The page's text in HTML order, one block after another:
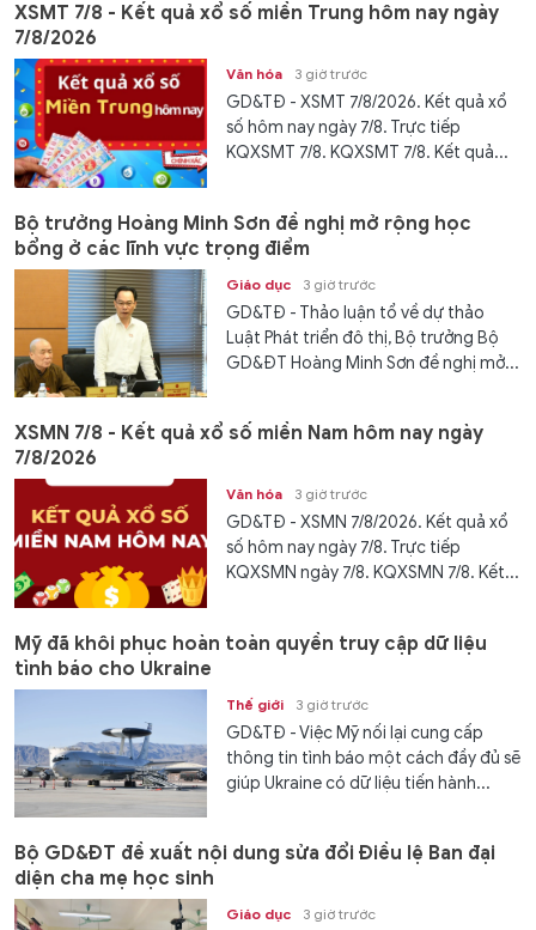
XSMT 7/8 - Kết quả xổ số miền Trung hôm nay ngày
7/8/2026
Văn hóa 3 giờ trước
GD&TĐ - XSMT 7/8/2026. Kết quả xổ
số hôm nay ngày 7/8. Trực tiếp
KQXSMT 7/8. KQXSMT 7/8. Kết quả...
Bộ trưởng Hoàng Minh Sơn đề nghị mở rộng học
bổng ở các lĩnh vực trọng điểm
Giáo dục 3 giờ trước
GD&TĐ - Thảo luận tổ về dự thảo
Luật Phát triển đô thị, Bộ trưởng Bộ
GD&ĐT Hoàng Minh Sơn đề nghị mở...
XSMN 7/8 - Kết quả xổ số miền Nam hôm nay ngày
7/8/2026
Văn hóa 3 giờ trước
GD&TĐ - XSMN 7/8/2026. Kết quả xổ
số hôm nay ngày 7/8. Trực tiếp
KQXSMN ngày 7/8. KQXSMN 7/8. Kết...
Mỹ đã khôi phục hoàn toàn quyền truy cập dữ liệu
tình báo cho Ukraine
Thế giới 3 giờ trước
GD&TĐ - Việc Mỹ nối lại cung cấp
thông tin tình báo một cách đầy đủ sẽ
giúp Ukraine có dữ liệu tiến hành...
Bộ GD&ĐT đề xuất nội dung sửa đổi Điều lệ Ban đại
diện cha mẹ học sinh
Giáo dục 3 giờ trước